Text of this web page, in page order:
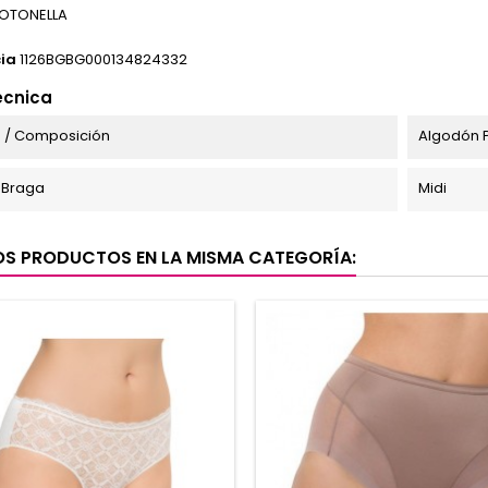
1126BGBG000134824332
/ Composición Algodón
Midi
PRODUCTOS EN LA MISMA CATEGORÍA: